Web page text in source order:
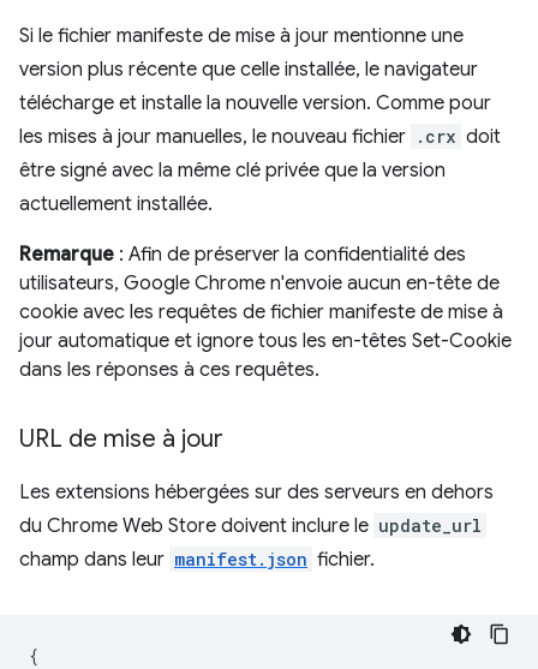
Si le fichier manifeste de mise à jour mentionne une
version plus récente que celle installée, le navigateur
télécharge et installe la nouvelle version. Comme pour
les mises à jour manuelles, le nouveau fichier .crx doit
être signé avec la même clé privée que la version
actuellement installée.
Remarque : Afin de préserver la confidentialité des
utilisateurs, Google Chrome n'envoie aucun en-tête de
cookie avec les requêtes de fichier manifeste de mise à
jour automatique et ignore tous les en-têtes Set-Cookie
dans les réponses à ces requêtes.
URL de mise à jour
Les extensions hébergées sur des serveurs en dehors
du Chrome Web Store doivent inclure le update_url
champ dans leur manifest.json fichier.
{